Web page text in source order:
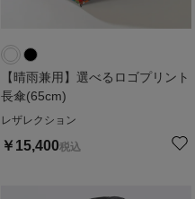
【晴雨兼用】選べるロゴプリント
長傘(65cm)
レザレクション
￥ 15,400税込